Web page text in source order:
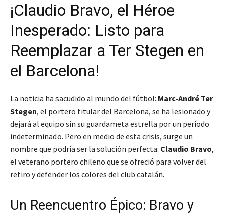
¡Claudio Bravo, el Héroe
Inesperado: Listo para
Reemplazar a Ter Stegen en
el Barcelona!
La noticia ha sacudido al mundo del fútbol: Marc-André Ter
Stegen, el portero titular del Barcelona, se ha lesionado y
dejará al equipo sin su guardameta estrella por un período
indeterminado. Pero en medio de esta crisis, surge un
nombre que podría ser la solución perfecta: Claudio Bravo,
el veterano portero chileno que se ofreció para volver del
retiro y defender los colores del club catalán.
Un Reencuentro Épico: Bravo y